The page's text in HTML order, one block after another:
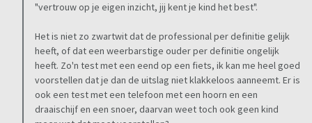
"vertrouw op je eigen inzicht, jij kent je kind het best".
Het is niet zo zwartwit dat de professional per definitie gelijk
heeft, of dat een weerbarstige ouder per definitie ongelijk
heeft. Zo'n test met een eend op een fiets, ik kan me heel goed
voorstellen dat je dan de uitslag niet klakkeloos aanneemt. Er is
ook een test met een telefoon met een hoorn en een
draaischijf en een snoer, daarvan weet toch ook geen kind